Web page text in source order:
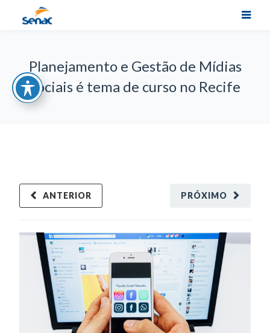
Planejamento e Gestão de Mídias
Sociais é tema de curso no Recife
PRÓXIMO
ANTERIOR